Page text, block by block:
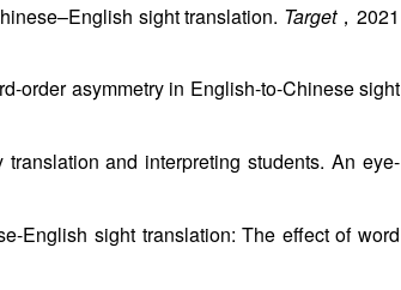
sight translation. Target，2021
order asymmetry in English-to-Chinese sight
and interpreting students. An eye-
English sight translation: The effect of word